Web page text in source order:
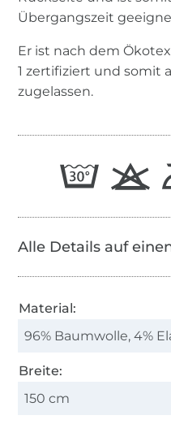
Übergangszeit
Er ist nach dem
1 zertifiziert und somit
zugelassen.
Alle Details auf
Material:
96% Baumwolle, 4%
Breite:
150 cm